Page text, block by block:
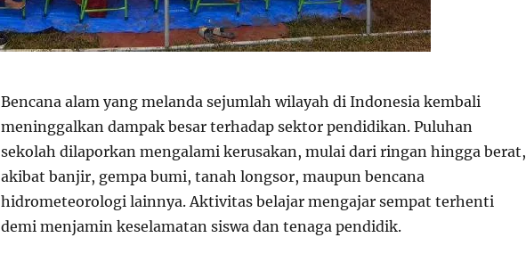
Bencana alam yang melanda sejumlah wilayah di Indonesia kembali
meninggalkan dampak besar terhadap sektor pendidikan. Puluhan
sekolah dilaporkan mengalami kerusakan, mulai dari ringan hingga berat,
akibat banjir, gempa bumi, tanah longsor, maupun bencana
hidrometeorologi lainnya. Aktivitas belajar mengajar sempat terhenti
demi menjamin keselamatan siswa dan tenaga pendidik.